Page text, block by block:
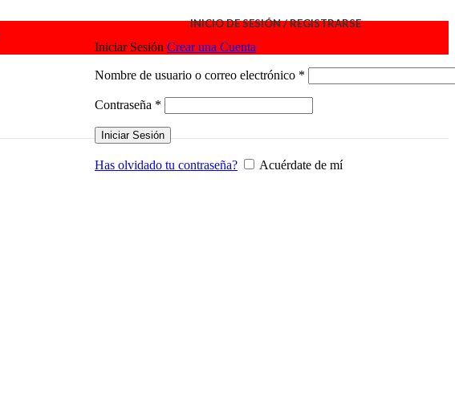
INICIO DE SESIÓN / REGISTRARSE
Iniciar Sesión Crear una Cuenta
Nombre de usuario o correo electrónico *
Contraseña *
Iniciar Sesión
Has olvidado tu contraseña?
Acuérdate de mí